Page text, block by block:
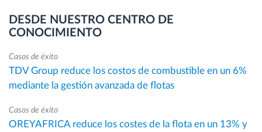
DESDE NUESTRO CENTRO DE
CONOCIMIENTO
Casos de éxito
TDV Group reduce los costos de combustible en un 6%
mediante la gestión avanzada de flotas
Casos de éxito
OREYAFRICA reduce los costes de la flota en un 13% y